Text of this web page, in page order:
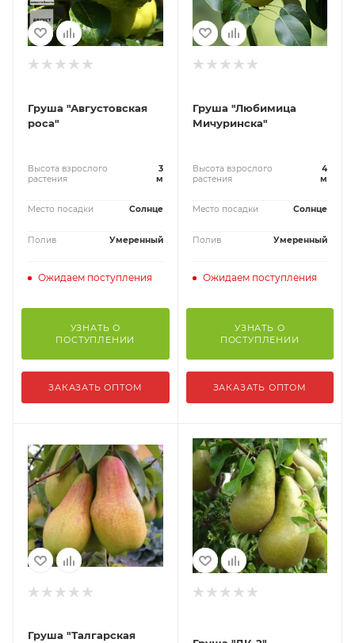
Груша "Августовская
роса"
Высота взрослого
растения
3
м
Место посадки Солнце
Полив Умеренный
Ожидаем поступления
УЗНАТЬ О
ПОСТУПЛЕНИИ
ЗАКАЗАТЬ ОПТОМ
Груша "Любимица
Мичуринска"
Высота взрослого
растения
4
м
Место посадки Солнце
Полив Умеренный
Ожидаем поступления
УЗНАТЬ О
ПОСТУПЛЕНИИ
ЗАКАЗАТЬ ОПТОМ
Груша "Талгарская